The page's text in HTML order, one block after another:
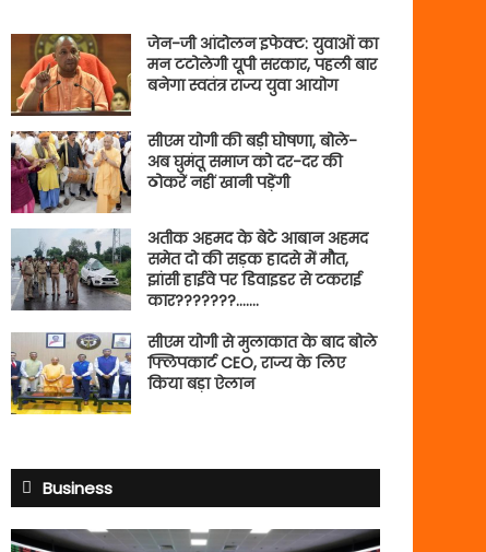
जेन-जी आंदोलन इफेक्ट: युवाओं का
मन टटोलेगी यूपी सरकार, पहली बार
बनेगा स्वतंत्र राज्य युवा आयोग
सीएम योगी की बड़ी घोषणा, बोले-
अब घुमंतू समाज को दर-दर की
ठोकरें नहीं खानी पड़ेंगी
अतीक अहमद के बेटे आबान अहमद
समेत दो की सड़क हादसे में मौत,
झांसी हाईवे पर डिवाइडर से टकराई
कार???????…….
सीएम योगी से मुलाकात के बाद बोले
फ्लिपकार्ट CEO, राज्य के लिए
किया बड़ा ऐलान
Business